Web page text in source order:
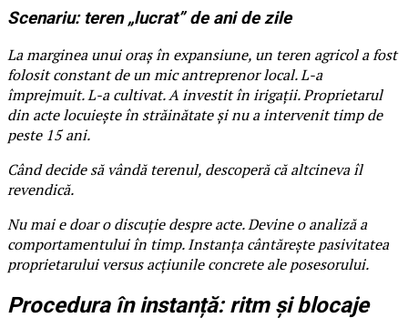
Scenariu: teren „lucrat” de ani de zile
La marginea unui oraș în expansiune, un teren agricol a fost
folosit constant de un mic antreprenor local. L-a
împrejmuit. L-a cultivat. A investit în irigații. Proprietarul
din acte locuiește în străinătate și nu a intervenit timp de
peste 15 ani.
Când decide să vândă terenul, descoperă că altcineva îl
revendică.
Nu mai e doar o discuție despre acte. Devine o analiză a
comportamentului în timp. Instanța cântărește pasivitatea
proprietarului versus acțiunile concrete ale posesorului.
Procedura în instanță: ritm și blocaje